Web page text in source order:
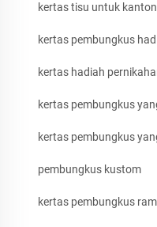
kertas tisu untuk
kertas pembungkus
kertas hadiah
kertas pembungkus
kertas pembungkus
pembungkus kustom
kertas pembungkus